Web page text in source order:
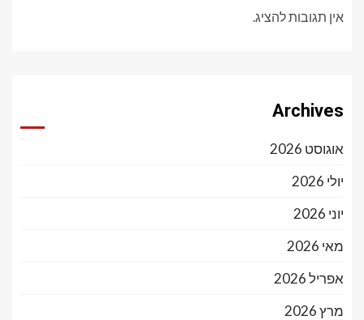
אין תגובות להציג.
Archives
אוגוסט 2026
יולי 2026
יוני 2026
מאי 2026
אפריל 2026
מרץ 2026